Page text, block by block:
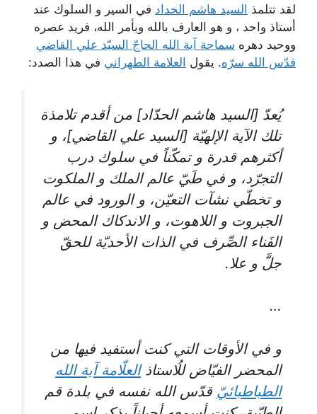
لقد تتلمذ السيد هاشم الحداد في السير و السلوك عند
أستاذ واحد ، و هو العارف بالله وبأمر الله، فريد عصره
ووحيد دهره سماحة آیة ‌الله الحاجّ السیّد علي القاضي
قدّس الله سرّه. يقول العلامة الطهراني في هذا الصدد:
يُعدّ [السيد هاشم الحدّاد] من أقدم تلامذة
تلك الآية الإلهيّة [السيد علي القاضي]، و
أكثرهم قدرة و تمكّناً في سلوك درب
التجرّد، و في طَيّ عالم الملك و الملكوت
و تخطّي نشآت التعيّن، و الورود في عالم
الجبروت و اللاهوت، و الاندكاك المحض و
الفَناء الصِّرف في الذات الأحديّة للحقّ
جلَّ و علا.
…
و في الأوقات التي كنت أستفيد فيها من
المحضر الفيّاض للُاستاذالعلّامة آية الله
الطباطبائيّ قدّس الله نفسه في بلدة قم